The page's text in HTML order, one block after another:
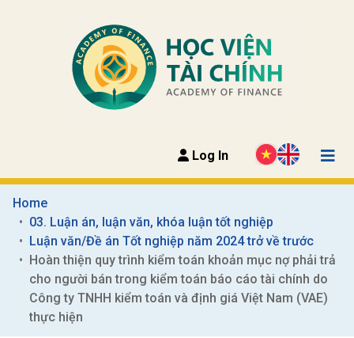
Log In
Home
03. Luận án, luận văn, khóa luận tốt nghiệp
Luận văn/Đề án Tốt nghiệp năm 2024 trở về trước
Hoàn thiện quy trình kiểm toán khoản mục nợ phải trả
cho người bán trong kiểm toán báo cáo tài chính do
Công ty TNHH kiểm toán và định giá Việt Nam (VAE)
thực hiện